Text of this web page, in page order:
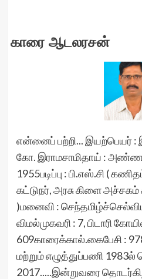
காரை ஆடலரசன்
என்னைப் பற்றி... இயற்பெயர்
கோ. இராமசாமிதாய் :
1955படிப்பு : பி.எஸ்.சி (
கட்டுநர், அரசு கிளை
)மனைவி :
விமல்முகவரி : 7, பிடாரி
609காரைக்கால்.கைபேசி :
மற்றும் எழுத்துப்பணி
2017.....இன்றுவரை